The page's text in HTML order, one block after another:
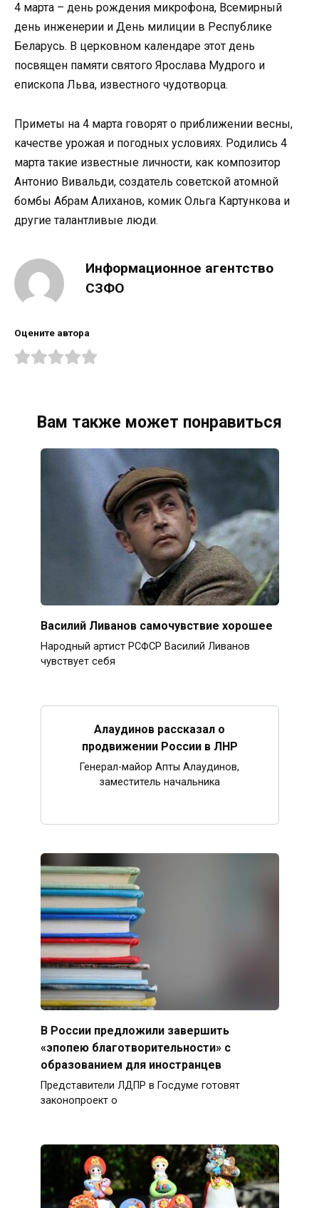
4 марта – день рождения микрофона, Всемирный
день инженерии и День милиции в Республике
Беларусь. В церковном календаре этот день
посвящен памяти святого Ярослава Мудрого и
епископа Льва, известного чудотворца.
Приметы на 4 марта говорят о приближении весны,
качестве урожая и погодных условиях. Родились 4
марта такие известные личности, как композитор
Антонио Вивальди, создатель советской атомной
бомбы Абрам Алиханов, комик Ольга Картункова и
другие талантливые люди.
Информационное агентство
СЗФО
Оцените автора
Вам также может понравиться
Василий Ливанов самочувствие хорошее
Народный артист РСФСР Василий Ливанов
чувствует себя
Алаудинов рассказал о
продвижении России в ЛНР
Генерал-майор Апты Алаудинов,
заместитель начальника
В России предложили завершить
«эпопею благотворительности» с
образованием для иностранцев
Представители ЛДПР в Госдуме готовят
законопроект о